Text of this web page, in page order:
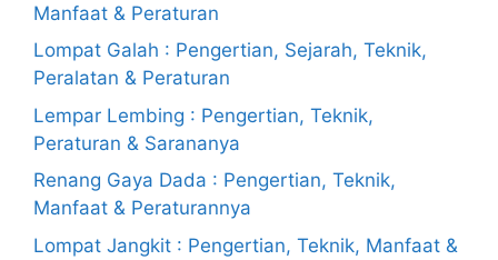
Manfaat & Peraturan
Lompat Galah : Pengertian, Sejarah, Teknik,
Peralatan & Peraturan
Lempar Lembing : Pengertian, Teknik,
Peraturan & Sarananya
Renang Gaya Dada : Pengertian, Teknik,
Manfaat & Peraturannya
Lompat Jangkit : Pengertian, Teknik, Manfaat &